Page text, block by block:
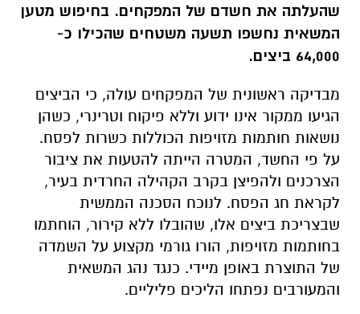
שהעלתה את חשדם של המפקחים. בחיפוש מטען
המשאית נחשפו תשעה משטחים שהכילו כ-
64,000 ביצים.
מבדיקה ראשונית של המפקחים עולה, כי הביצים
הגיעו ממקור אינו ידוע וללא פיקוח וטרינרי, כשהן
נושאות חותמות מזויפות הכוללות כשרות לפסח.
על פי החשד, המטרה הייתה להטעות את ציבור
הצרכנים ולהפיצן בקרב הקהילה החרדית בעיר,
לקראת חג הפסח. לנוכח הסכנה הממשית
שבצריכת ביצים אלו, שהובלו ללא קירור, הוחתמו
בחותמות מזויפות, הורו גורמי מקצוע על השמדה
של התוצרת באופן מיידי. כנגד נהג המשאית
והמעורבים נפתחו הליכים פליליים.